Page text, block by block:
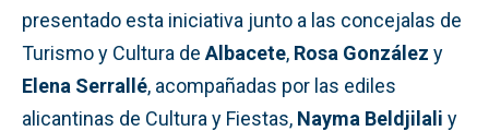
presentado esta iniciativa junto a las concejalas de
Turismo y Cultura de Albacete, Rosa González y
Elena Serrallé, acompañadas por las ediles
alicantinas de Cultura y Fiestas, Nayma Beldjilali y